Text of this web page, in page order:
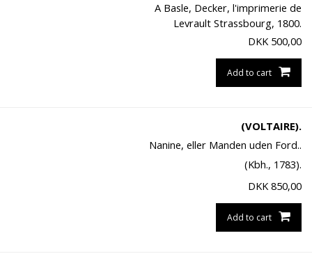
A Basle, Decker, l'imprimerie de
Levrault Strassbourg, 1800.
DKK 500,00
Add to cart
(VOLTAIRE).
Nanine, eller Manden uden Ford..
(Kbh., 1783).
DKK 850,00
Add to cart